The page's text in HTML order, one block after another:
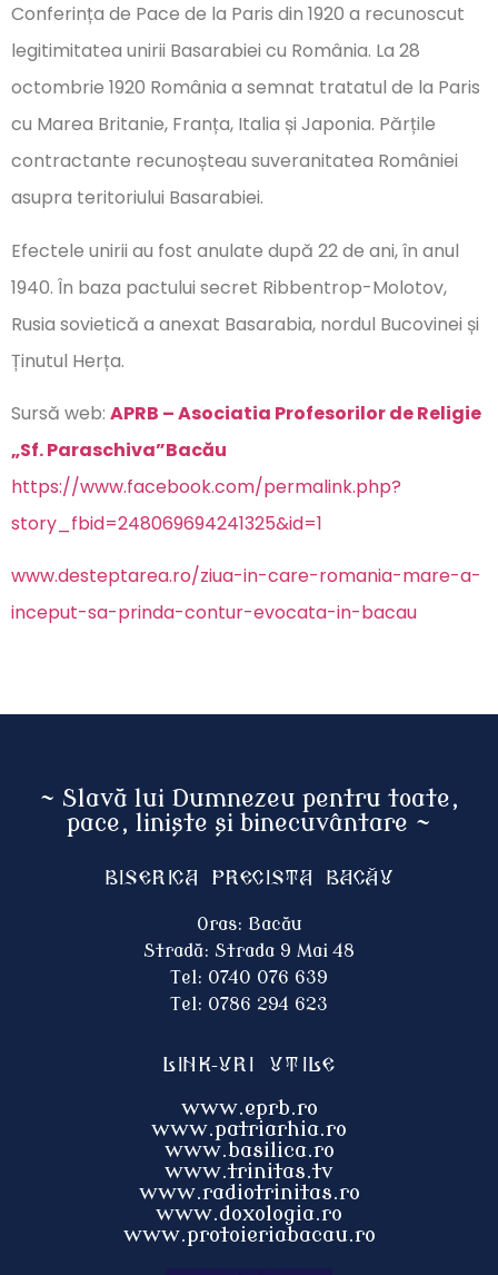
Conferința de Pace de la Paris din 1920 a recunoscut
legitimitatea unirii Basarabiei cu România. La 28
octombrie 1920 România a semnat tratatul de la Paris
cu Marea Britanie, Franța, Italia și Japonia. Părțile
contractante recunoșteau suveranitatea României
asupra teritoriului Basarabiei.
Efectele unirii au fost anulate după 22 de ani, în anul
1940. În baza pactului secret Ribbentrop-Molotov,
Rusia sovietică a anexat Basarabia, nordul Bucovinei și
Ținutul Herța.
Sursă web: APRB – Asociatia Profesorilor de Religie
„Sf. Paraschiva”Bacău
https://www.facebook.com/permalink.php?
story_fbid=248069694241325&id=1
www.desteptarea.ro/ziua-in-care-romania-mare-a-
inceput-sa-prinda-contur-evocata-in-bacau
~ Slavă lui Dumnezeu pentru toate,
pace, liniște și binecuvântare ~
Biserica Precista BACĂU
Oras: Bacău
Stradă: Strada 9 Mai 48
Tel: 0740 076 639
Tel: 0786 294 623
Link-uri utile
www.eprb.ro
www.patriarhia.ro
www.basilica.ro
www.trinitas.tv
www.radiotrinitas.ro
www.doxologia.ro
www.protoieriabacau.ro